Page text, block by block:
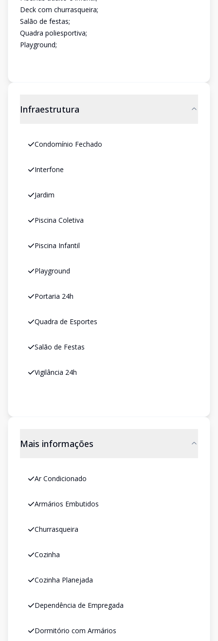
Deck com churrasqueira;
Salão de festas;
Quadra poliesportiva;
Playground;
Infraestrutura
Condomínio Fechado
Interfone
Jardim
Piscina Coletiva
Piscina Infantil
Playground
Portaria 24h
Quadra de Esportes
Salão de Festas
Vigilância 24h
Mais informações
Ar Condicionado
Armários Embutidos
Churrasqueira
Cozinha
Cozinha Planejada
Dependência de Empregada
Dormitório com Armários